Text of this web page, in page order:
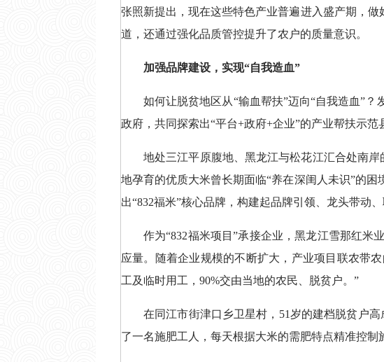
张照新提出，现在这些特色产业普遍进入盛产期，
道，还通过强化品质管控提升了农户的质量意识。
加强品牌建设，实现“自我造血”
如何让脱贫地区从“输血帮扶”迈向“自我造血”
政府，共同探索出“平台+政府+企业”的产业帮扶示范
地处三江平原腹地、黑龙江与松花江汇合处南
地孕育的优质大米曾长期面临“养在深闺人未识”的困
出“832福米”核心品牌，构建起品牌引领、龙头带动
作为“832福米项目”承接企业，黑龙江雪那红米
应量。随着企业规模的不断扩大，产业项目联农带
工及临时用工，90%交由当地的农民、脱贫户。”
在同江市街津口乡卫星村，51岁的建档脱贫户
了一名施肥工人，每天根据大米的需肥特点精准控